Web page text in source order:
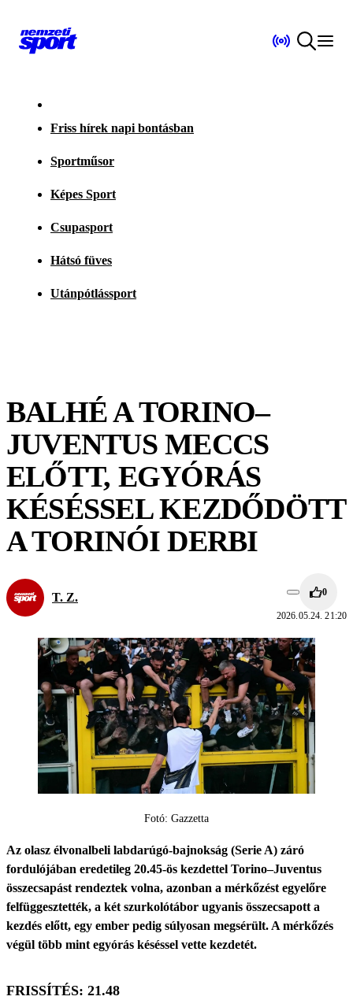
Friss hírek napi bontásban
Sportműsor
Képes Sport
Csupasport
Hátsó füves
Utánpótlássport
BALHÉ A TORINO–
JUVENTUS MECCS
ELŐTT, EGYÓRÁS
KÉSÉSSEL KEZDŐDÖTT
A TORINÓI DERBI
T. Z. 0
2026.05.24. 21:20
Fotó: Gazzetta
Az olasz élvonalbeli labdarúgó-bajnokság (Serie A) záró
fordulójában eredetileg 20.45-ös kezdettel Torino–Juventus
összecsapást rendeztek volna, azonban a mérkőzést egyelőre
felfüggesztették, a két szurkolótábor ugyanis összecsapott a
kezdés előtt, egy ember pedig súlyosan megsérült. A mérkőzés
végül több mint egyórás késéssel vette kezdetét.
FRISSÍTÉS: 21.48